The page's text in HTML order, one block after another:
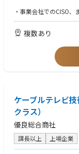
ングの設計
・事業会社でのCISO
の実務経験（20名以上
・大規模組織における
ム・組織統合）の経験
【歓迎（WANT）】
・小売業での知識、シ
複数あり
ケーブルテレビ
クラス）
優良総合商社
課長以上 上場企業